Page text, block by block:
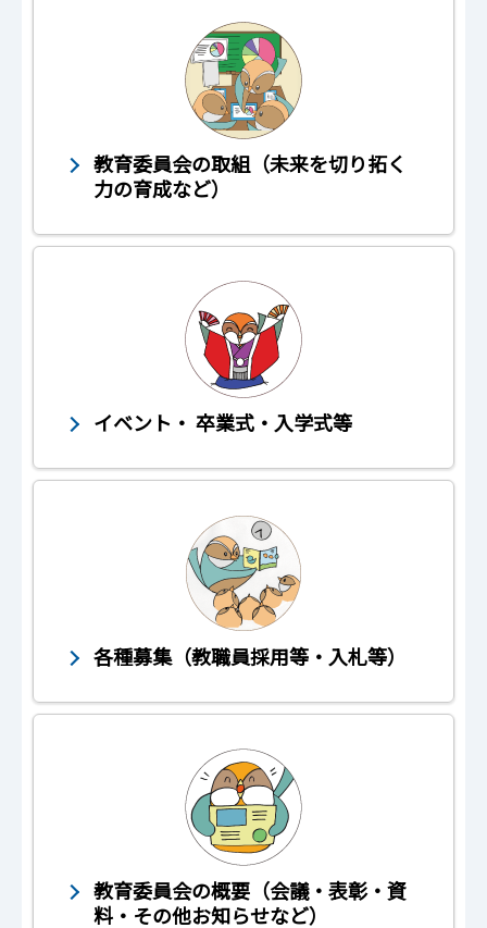
教育委員会の取組（未来を切り拓く
力の育成など）
イベント・ 卒業式・入学式等
各種募集（教職員採用等・入札等）
教育委員会の概要（会議・表彰・資
料・その他お知らせなど）